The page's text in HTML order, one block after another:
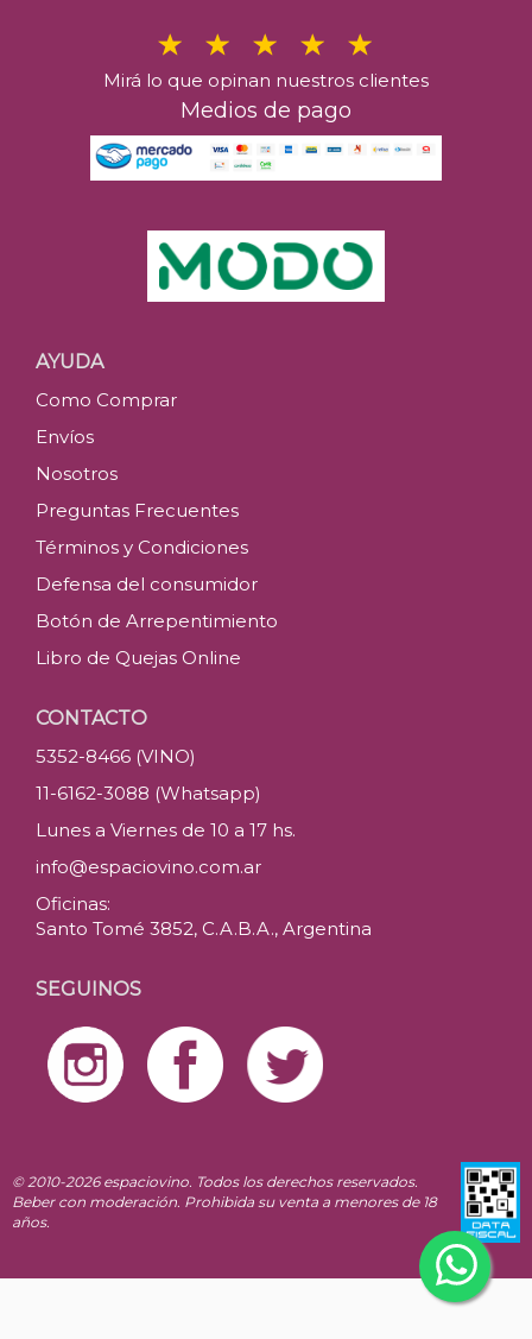
Mirá lo que opinan nuestros clientes
Medios de pago
AYUDA
Como Comprar
Envíos
Nosotros
Preguntas Frecuentes
Términos y Condiciones
Defensa del consumidor
Botón de Arrepentimiento
Libro de Quejas Online
CONTACTO
5352-8466 (VINO)
11-6162-3088 (Whatsapp)
Lunes a Viernes de 10 a 17 hs.
info@espaciovino.com.ar
Oficinas:
Santo Tomé 3852, C.A.B.A., Argentina
SEGUINOS
© 2010-2026 espaciovino. Todos los derechos reservados.
Beber con moderación. Prohibida su venta a menores de 18
años.